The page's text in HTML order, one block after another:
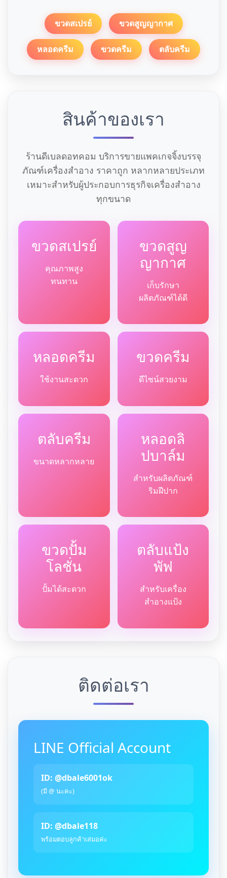
ขวดสเปรย์ ขวดสูญญากาศ
หลอดครีม ขวดครีม ตลับครีม
สินค้าของเรา
ร้านดีเบลดอทคอม บริการขายแพคเกจจิ้งบรรจุ
ภัณฑ์เครื่องสำอาง ราคาถูก หลากหลายประเภท
เหมาะสำหรับผู้ประกอบการธุรกิจเครื่องสำอาง
ทุกขนาด
ขวดสเปรย์
คุณภาพสูง
ทนทาน
ขวดสูญ
ญากาศ
เก็บรักษา
ผลิตภัณฑ์ได้ดี
หลอดครีม
ใช้งานสะดวก
ขวดครีม
ดีไซน์สวยงาม
ตลับครีม
ขนาดหลากหลาย
หลอดลิ
ปบาล์ม
สำหรับผลิตภัณฑ์
ริมฝีปาก
ขวดปั้ม
โลชั่น
ปั้มได้สะดวก
ตลับแป้ง
พัฟ
สำหรับเครื่อง
สำอางแป้ง
ติดต่อเรา
LINE Official Account
ID: @dbale6001ok
(มี @ นะคะ)
ID: @dbale118
พร้อมตอบลูกค้าเสมอค่ะ